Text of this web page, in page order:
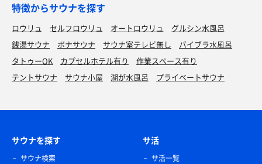
特徴からサウナを探す
ロウリュ セルフロウリュ オートロウリュ
グルシン水風呂
銭湯サウナ
ボナサウナ サウナ室テレビ無し
バイブラ水風呂
タトゥーOK
カプセルホテル有り
作業スペース有り
テントサウナ
サウナ小屋 湖が水風呂 プライベートサウナ
サウナを探す
サウナ検索
サ活
サ活一覧